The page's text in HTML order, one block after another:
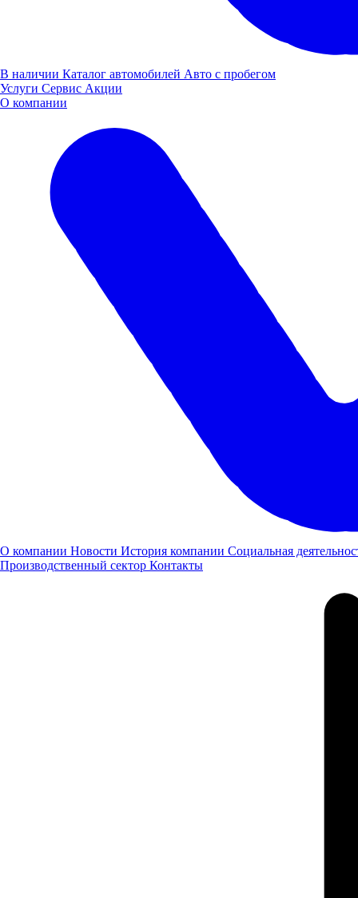
В наличии Каталог автомобилей Авто с пробегом
Услуги Сервис Акции
О компании
О компании Новости История компании Социальная
Производственный сектор Контакты